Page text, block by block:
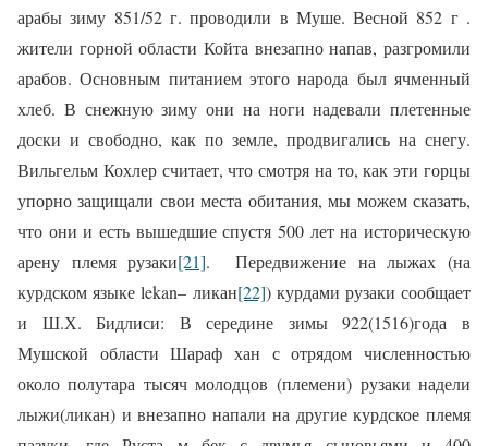
арабы зиму 851/52 г. проводили в Муше. Весной 852 г .
жители горной области Койта внезапно напав, разгромили
арабов. Основным питанием этого народа был ячменный
хлеб. В снежную зиму они на ноги надевали плетенные
доски и свободно, как по земле, продвигались на снегу.
Вильгельм Кохлер считает, что смотря на то, как эти горцы
упорно защищали свои места обитания, мы можем сказать,
что они и есть вышедшие спустя 500 лет на историческую
арену племя рузаки[21]. Передвижение на лыжах (на
курдском языкеlekan– ликан[22]) курдами рузаки сообщает
и Ш.Х. Бидлиси: В середине зимы 922(1516)года в
Мушской области Шараф хан с отрядом численностью
около полутара тысяч молодцов (племени) рузаки надели
лыжи(ликан) и внезапно напали на другие курдское племя